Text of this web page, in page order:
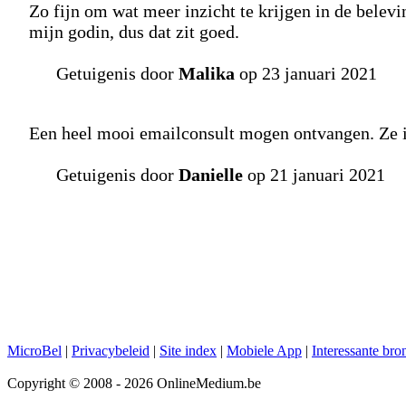
Zo fijn om wat meer inzicht te krijgen in de
mijn godin, dus dat zit goed.
Getuigenis door Malika op 23 januari 2021
Een heel mooi emailconsult mogen ontvangen.
Getuigenis door Danielle op 21 januari 2021
MicroBel | Privacybeleid | Site index | Mobiele App | Interessante
Copyright © 2008 - 2026 OnlineMedium.be